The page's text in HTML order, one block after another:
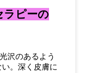
ラピーの
沢のあるよう
。深く皮膚に